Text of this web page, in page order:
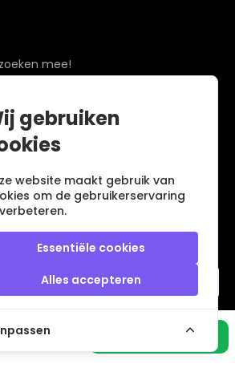
In winkelmandje
mee!
overeenkomst ontbinden
gebruiken
website maakt gebruik van
om de gebruikerservaring
Essentiële cookies
Alles accepteren